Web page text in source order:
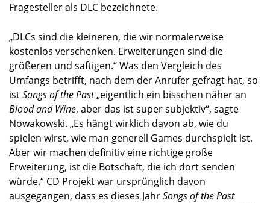
Fragesteller als DLC bezeichnete.
„DLCs sind die kleineren, die wir normalerweise
kostenlos verschenken. Erweiterungen sind die
größeren und saftigen.“ Was den Vergleich des
Umfangs betrifft, nach dem der Anrufer gefragt hat, so
istSongs of the Past„eigentlich ein bisschen näher an
Blood and Wine, aber das ist super subjektiv“, sagte
Nowakowski. „Es hängt wirklich davon ab, wie du
spielen wirst, wie man generell Games durchspielt ist.
Aber wir machen definitiv eine richtige große
Erweiterung, ist die Botschaft, die ich dort senden
würde.“ CD Projekt war ursprünglich davon
ausgegangen, dass es dieses JahrSongs of the Past